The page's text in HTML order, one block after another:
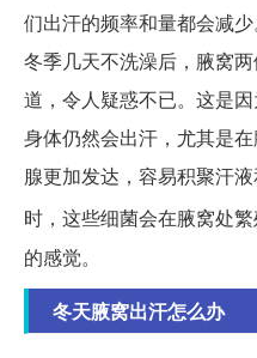
们出汗的频率和量都会减
冬季几天不洗澡后，腋窝
道，令人疑惑不已。这是
身体仍然会出汗，尤其是
腺更加发达，容易积聚汗
时，这些细菌会在腋窝处
的感觉。
冬天腋窝出汗怎么办